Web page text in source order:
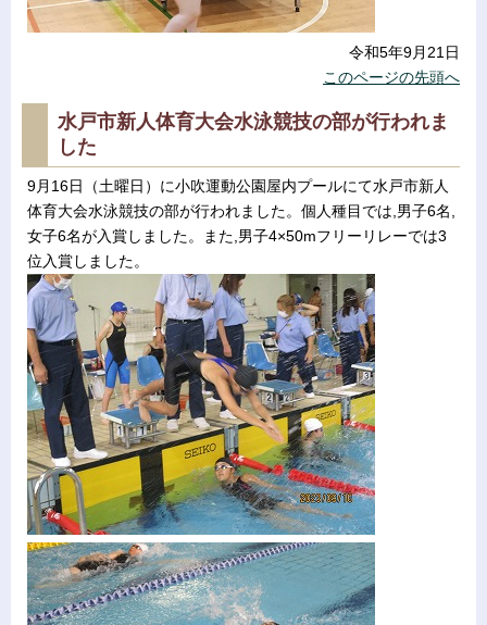
令和5年9月21日
このページの先頭へ
水戸市新人体育大会水泳競技の部が行われま
した
9月16日（土曜日）に小吹運動公園屋内プールにて水戸市新人
体育大会水泳競技の部が行われました。個人種目では,男子6名,
女子6名が入賞しました。また,男子4×50mフリーリレーでは3
位入賞しました。